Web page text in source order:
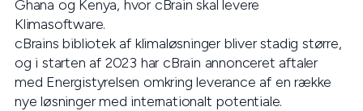
Ghana og Kenya, hvor cBrain skal levere
Klimasoftware.
cBrains bibliotek af klimaløsninger bliver stadig større,
og i starten af 2023 har cBrain annonceret aftaler
med Energistyrelsen omkring leverance af en række
nye løsninger med internationalt potentiale.